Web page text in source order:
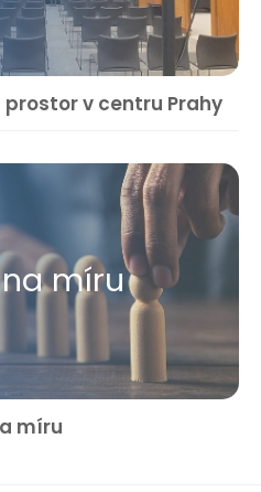
v centru Prahy
míru
míru